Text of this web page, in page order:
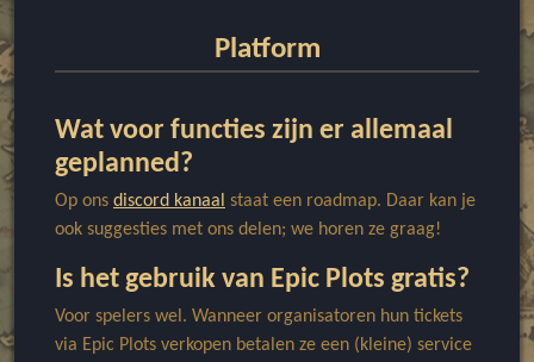
Platform
Wat voor functies zijn er allemaal
geplanned?
Op ons discord kanaal staat een roadmap. Daar kan je
ook suggesties met ons delen; we horen ze graag!
Is het gebruik van Epic Plots gratis?
Voor spelers wel. Wanneer organisatoren hun tickets
via Epic Plots verkopen betalen ze een (kleine) service